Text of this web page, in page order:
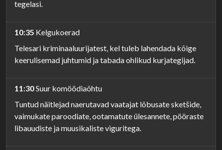
tegelasi.
10:35 Kelgukoerad
Telesari kriminaaluurijatest, kel tuleb lahendada kõige
keerulisemad juhtumid ja tabada ohlikud kurjategijad.
11:30Suur komöödiaõhtu
Tuntud näitlejad naerutavad vaatajat lõbusate sketšide,
vaimukate paroodiate, ootamatute ülesannete, pööraste
libauudiste ja muusikaliste viguritega.